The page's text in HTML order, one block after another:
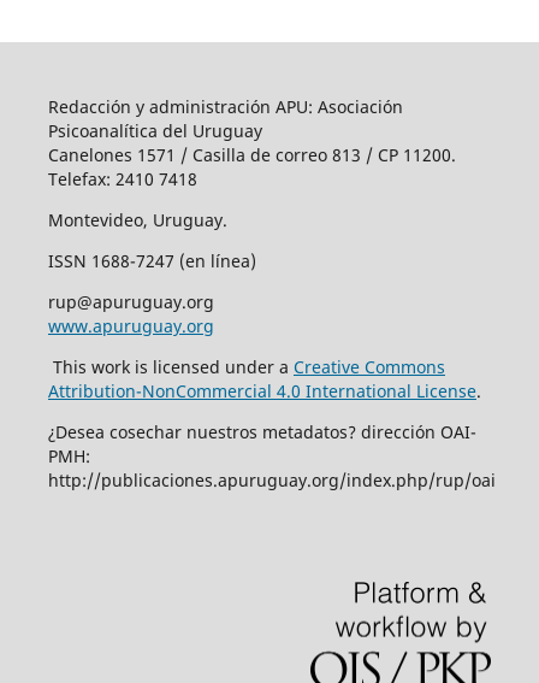
Redacción y administración APU: Asociación
Psicoanalítica del Uruguay
Canelones 1571 / Casilla de correo 813 / CP 11200.
Telefax: 2410 7418
Montevideo, Uruguay.
ISSN 1688-7247 (en línea)
rup@apuruguay.org
www.apuruguay.org
This work is licensed under a Creative Commons
Attribution-NonCommercial 4.0 International License.
¿Desea cosechar nuestros metadatos? dirección OAI-
PMH:
http://publicaciones.apuruguay.org/index.php/rup/oai